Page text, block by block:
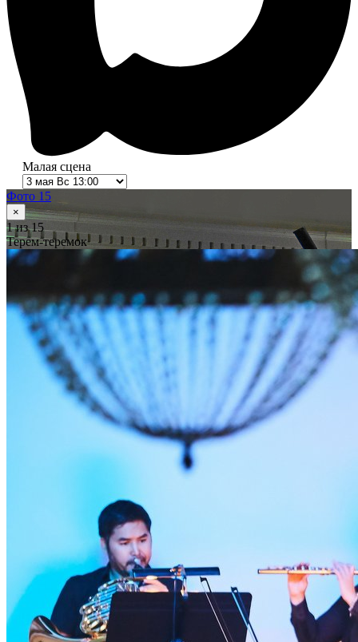
Малая сцена
Фото 15
×
1из 15
Терем-теремок